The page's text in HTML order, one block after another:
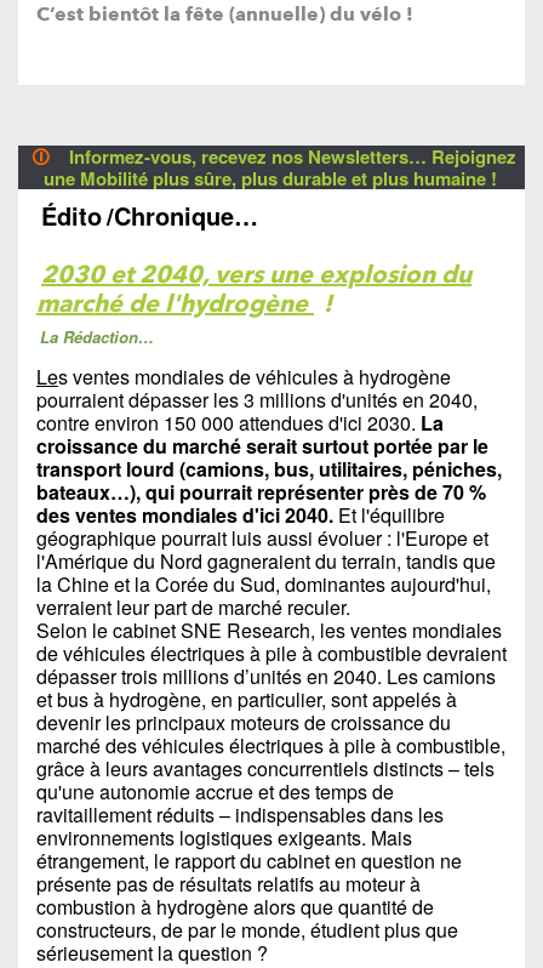
C’est bientôt la fête (annuelle) du vélo !
🛈
Informez-vous, recevez nos Newsletters… Rejoignez
une Mobilité plus sûre, plus durable et plus humaine !
Édito/Chronique…
2030 et 2040, vers une explosion du
marché de l'hydrogène !
La Rédaction…
Les ventes mondiales de véhicules à hydrogène
pourraient dépasser les 3 millions d'unités en 2040,
contre environ 150 000 attendues d'ici 2030. La
croissance du marché serait surtout portée par le
transport lourd (camions, bus, utilitaires, péniches,
bateaux…), qui pourrait représenter près de 70 %
des ventes mondiales d'ici 2040. Et l'équilibre
géographique pourrait luis aussi évoluer : l'Europe et
l'Amérique du Nord gagneraient du terrain, tandis que
la Chine et la Corée du Sud, dominantes aujourd'hui,
verraient leur part de marché reculer.
Selon le cabinet SNE Research, les ventes mondiales
de véhicules électriques à pile à combustible devraient
dépasser trois millions d’unités en 2040. Les camions
et bus à hydrogène, en particulier, sont appelés à
devenir les principaux moteurs de croissance du
marché des véhicules électriques à pile à combustible,
grâce à leurs avantages concurrentiels distincts – tels
qu'une autonomie accrue et des temps de
ravitaillement réduits – indispensables dans les
environnements logistiques exigeants. Mais
étrangement, le rapport du cabinet en question ne
présente pas de résultats relatifs au moteur à
combustion à hydrogène alors que quantité de
constructeurs, de par le monde, étudient plus que
sérieusement la question ?